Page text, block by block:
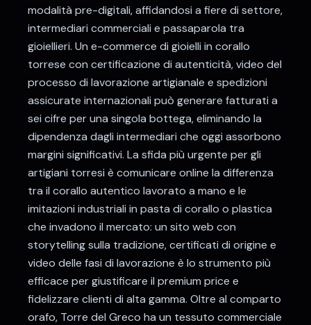
modalità pre-digitali, affidandosi a fiere di settore,
intermediari commerciali e passaparola tra
gioiellieri. Un e-commerce di gioielli in corallo
torrese con certificazione di autenticità, video del
processo di lavorazione artigianale e spedizioni
assicurate internazionali può generare fatturati a
sei cifre per una singola bottega, eliminando la
dipendenza dagli intermediari che oggi assorbono
margini significativi. La sfida più urgente per gli
artigiani torresi è comunicare online la differenza
tra il corallo autentico lavorato a mano e le
imitazioni industriali in pasta di corallo o plastica
che invadono il mercato: un sito web con
storytelling sulla tradizione, certificati di origine e
video delle fasi di lavorazione è lo strumento più
efficace per giustificare il premium price e
fidelizzare clienti di alta gamma. Oltre al comparto
orafo, Torre del Greco ha un tessuto commerciale